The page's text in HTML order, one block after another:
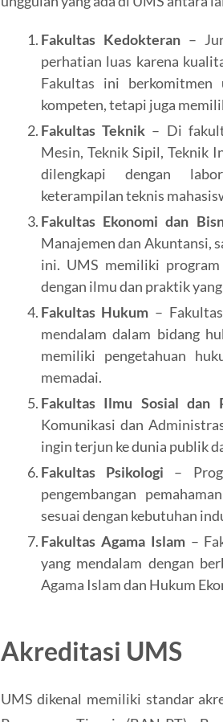
Fakultas Kedokteran–
perhatian luas karena
Fakultas ini berkomitmen
kompeten, tetapi juga
Fakultas Teknik – Di
Mesin, Teknik Sipil, Teknik
dilengkapi dengan
keterampilan teknis
Fakultas Ekonomi dan
Manajemen dan Akuntansi,
ini. UMS memiliki program
dengan ilmu dan praktik
Fakultas Hukum –
mendalam dalam bidang
memiliki pengetahuan
memadai.
Fakultas Ilmu Sosial dan
Komunikasi dan
ingin terjun ke dunia publik
Fakultas Psikologi –
pengembangan
sesuai dengan kebutuhan
Fakultas Agama Islam–
yang mendalam dengan
Agama Islam dan Hukum
Akreditasi UMS
UMS dikenal memiliki standar